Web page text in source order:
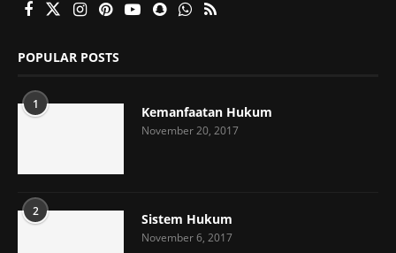
POPULAR POSTS
1 Kemanfaatan Hukum
November 20, 2017
2 Sistem Hukum
November 6, 2017